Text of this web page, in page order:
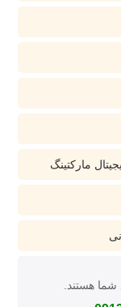
مارکتینگ
هستند.